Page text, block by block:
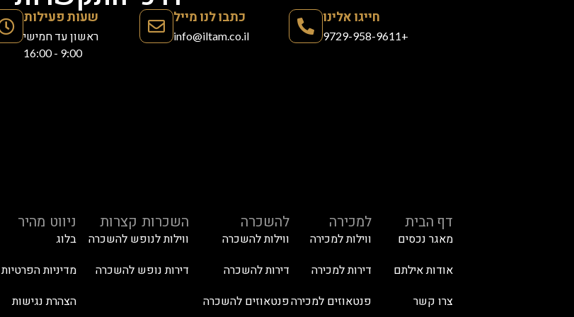
חייגו אלינו
+9729-958-9611
כתבו לנו מייל
info@iltam.co.il
שעות פעילות
ראשון עד חמישי
9:00 - 16:00
דף הבית
מאגר נכסים
אודות אילתם
צרו קשר
למכירה
ווילות למכירה
דירות למכירה
פנטאוזים למכירה
להשכרה
ווילות להשכרה
דירות להשכרה
פנטאוזים להשכרה
השכרות קצרות
ווילות לנופש להשכרה
דירות נופש להשכרה
ניווט מהיר
בלוג
מדיניות הפרטיות
הצהרת נגישות